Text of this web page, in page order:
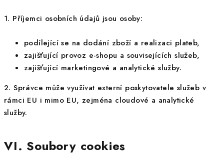
1. Příjemci osobních údajů jsou osoby:
podílející se na dodání zboží a realizaci plateb,
zajišťující provoz e-shopu a souvisejících služeb,
zajišťující marketingové a analytické služby.
2. Správce může využívat externí poskytovatele služeb v
rámci EU i mimo EU, zejména cloudové a analytické
služby.
VI. Soubory cookies